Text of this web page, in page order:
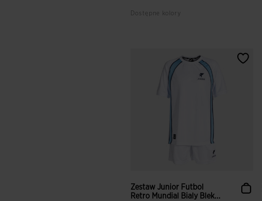
Dostępne kolory
Zestaw Junior Futbol
Retro Mundial Bialy Blek...